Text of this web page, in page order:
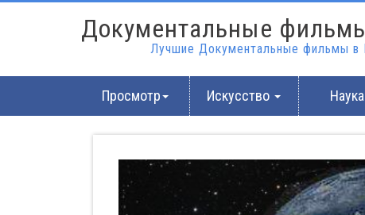
Документальные
Лучшие Документальные фильмы в
Просмотр Искусство Наука